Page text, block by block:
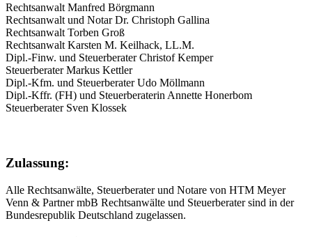
Rechtsanwalt Manfred Börgmann
Rechtsanwalt und Notar Dr. Christoph Gallina
Rechtsanwalt Torben Groß
Rechtsanwalt Karsten M. Keilhack, LL.M.
Dipl.-Finw. und Steuerberater Christof Kemper
Steuerberater Markus Kettler
Dipl.-Kfm. und Steuerberater Udo Möllmann
Dipl.-Kffr. (FH) und Steuerberaterin Annette Honerbom
Steuerberater Sven Klossek
Zulassung:
Alle Rechtsanwälte, Steuerberater und Notare von HTM Meyer
Venn & Partner mbB Rechtsanwälte und Steuerberater sind in der
Bundesrepublik Deutschland zugelassen.